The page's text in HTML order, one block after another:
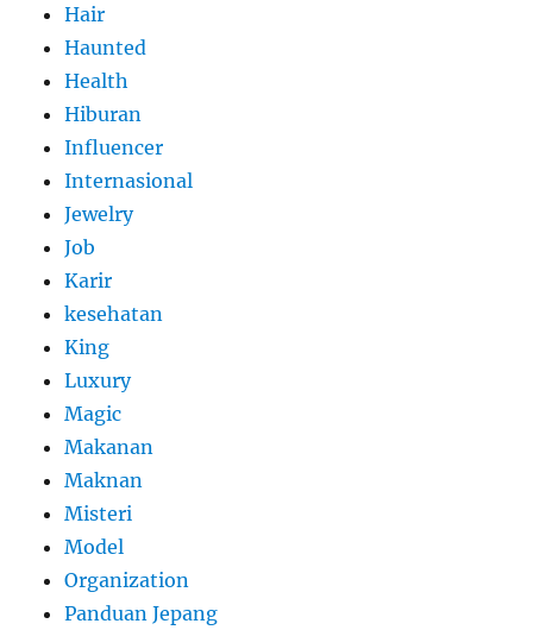
Hair
Haunted
Health
Hiburan
Influencer
Internasional
Jewelry
Job
Karir
kesehatan
King
Luxury
Magic
Makanan
Maknan
Misteri
Model
Organization
Panduan Jepang